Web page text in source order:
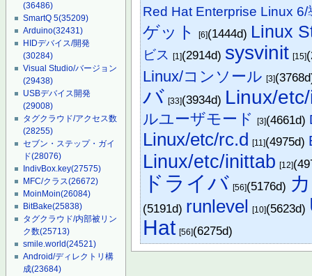
(36486)
SmartQ 5(35209)
Arduino(32431)
HIDデバイス/開発
(30284)
Visual Studio/バージョン
(29438)
USBデバイス開発
(29008)
タグクラウド/アクセス数
(28255)
セブン・ステップ・ガイ
ド(28076)
IndivBox.key(27575)
MFC/クラス(26672)
MoinMoin(26084)
BitBake(25838)
タグクラウド/内部被リン
ク数(25713)
smile.world(24521)
Android/ディレクトリ構
成(23684)
Red Hat Enterprise Linux 6/
ゲット [6](1444d) Linux
ビス [1](2914d) sysvinit [15]
Linux/コンソール [3]
バ [33](3934d) Linux/
ルユーザモード [3](4661d)
Linux/etc/rc.d [11](4975d)
Linux/etc/inittab [12]
ドライバ [56](5176d)
(5191d) runlevel [10](5623d)
Hat [56](6275d)